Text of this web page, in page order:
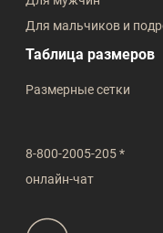
8-800-2005-205 *
онлайн-чат
Для мальчиков и
Таблица размеров
Размерные сетки